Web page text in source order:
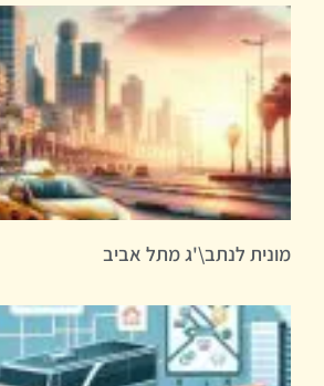
מונית לנתב\'ג מתל אביב